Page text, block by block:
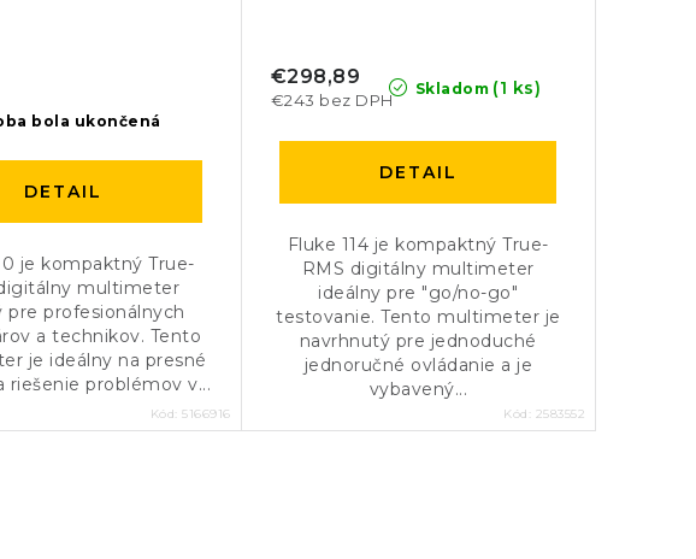
bola ukončená
DETAIL
je kompaktný True-
multimeter
pre profesionálnych
a technikov. Tento
je ideálny na presné
riešenie problémov v...
Kód: 5166916
Skladom (1 ks)
€243 bez DPH
€298,89
DETAIL
Fluke 114 je kompaktný True-
RMS digitálny multimeter
ideálny pre "go/no-go"
testovanie. Tento multimeter je
navrhnutý pre jednoduché
jednoručné ovládanie a je
vybavený...
Kód: 2583552